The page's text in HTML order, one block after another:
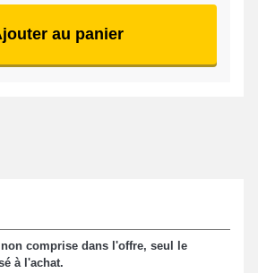
au panier
comprise dans l'offre, seul le
à l'achat.